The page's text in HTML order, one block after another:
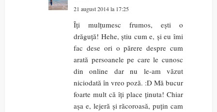
21 august 2014 la 17:25
Îți mulțumesc frumos, ești o
drăguță! Hehe, știu cum e, și eu îmi
fac dese ori o părere despre cum
arată persoanele pe care le cunosc
din online dar nu le-am văzut
niciodată în vreo poză. :D Mă bucur
foarte mult că îți place ținuta! Chiar
așa e, lejeră și răcoroasă, puțin cam